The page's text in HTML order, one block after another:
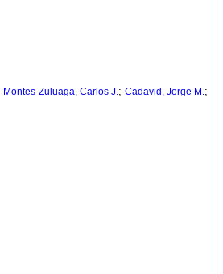
Montes-Zuluaga, Carlos J.; Cadavid, Jorge M.;